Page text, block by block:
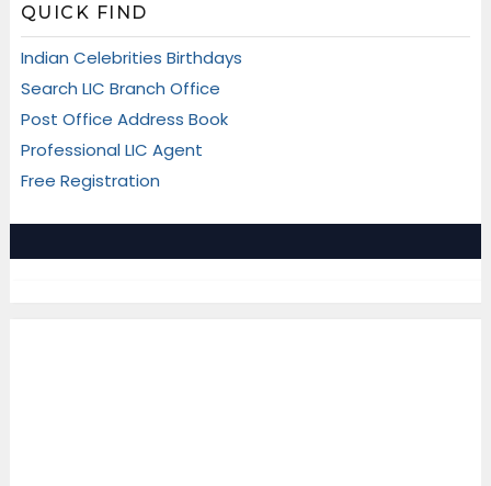
QUICK FIND
Indian Celebrities Birthdays
Search LIC Branch Office
Post Office Address Book
Professional LIC Agent
Free Registration